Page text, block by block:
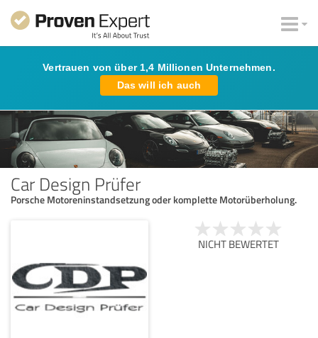
Vertrauen von über 1,4 Millionen Unternehmen.
Das will ich auch
Car Design Prüfer
Porsche Motoreninstandsetzung oder komplette Motorüberholung.
NICHT BEWERTET